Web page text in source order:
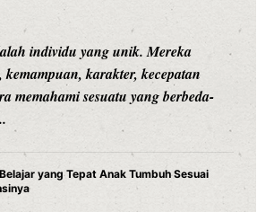
individu yang unik. Mereka
karakter, kecepatan
memahami sesuatu yang berbeda-
yang Tepat Anak Tumbuh Sesuai